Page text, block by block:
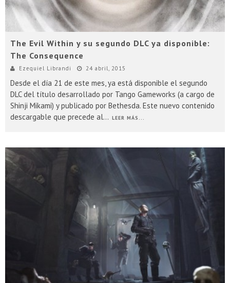
The Evil Within y su segundo DLC ya disponible:
The Consequence
Ezequiel Librandi 24 abril, 2015
Desde el día 21 de este mes, ya está disponible el segundo
DLC del título desarrollado por Tango Gameworks (a cargo de
Shinji Mikami) y publicado por Bethesda. Este nuevo contenido
descargable que precede al... LEER MÁS...